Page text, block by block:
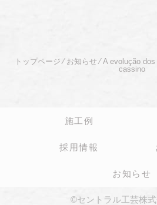
トップページ ⁄ お知らせ⁄A evolução
cassino
施工例
採用情報
お知らせ
©セントラル工芸株